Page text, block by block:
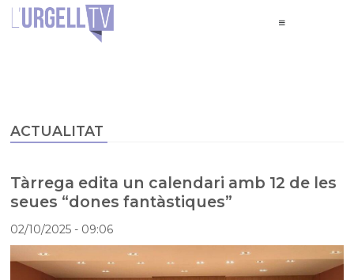
ACTUALITAT
Tàrrega edita un calendari amb 12 de les
seues “dones fantàstiques”
02/10/2025- 09:06